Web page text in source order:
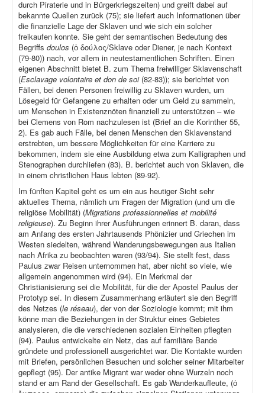
durch Piraterie und in Bürgerkriegszeiten) und greift dabei auf
bekannte Quellen zurück (75); sie liefert auch Informationen über
die finanzielle Lage der Sklaven und wie sich ein solcher
freikaufen konnte. Sie geht der semantischen Bedeutung des
Begriffs doulos (ὁ δούλος/Sklave oder Diener, je nach Kontext
(79-80)) nach, vor allem in neutestamentlichen Schriften. Einen
eigenen Abschnitt bietet B. zum Thema freiwilliger Sklavenschaft
(Esclavage volontaire et don de soi(82-83)); sie berichtet von
Fällen, bei denen Personen freiwillig zu Sklaven wurden, um
Lösegeld für Gefangene zu erhalten oder um Geld zu sammeln,
um Menschen in Existenznöten finanziell zu unterstützen – wie
bei Clemens von Rom nachzulesen ist (Brief an die Korinther 55,
2). Es gab auch Fälle, bei denen Menschen den Sklavenstand
erstrebten, um bessere Möglichkeiten für eine Karriere zu
bekommen, indem sie eine Ausbildung etwa zum Kalligraphen und
Stenographen durchliefen (83). B. berichtet auch von Sklaven, die
in einem christlichen Haus lebten (89-92).
Im fünften Kapitel geht es um ein aus heutiger Sicht sehr
aktuelles Thema, nämlich um Fragen der Migration (und um die
religiöse Mobilität) (Migrations professionnelles et mobilité
religieuse). Zu Beginn ihrer Ausführungen erinnert B. daran, dass
am Anfang des ersten Jahrtausends Phönizier und Griechen im
Westen siedelten, während Wanderungsbewegungen aus Italien
nach Afrika zu beobachten waren (93/94). Sie stellt fest, dass
Paulus zwar Reisen unternommen hat, aber nicht so viele, wie
allgemein angenommen wird (94). Ein Merkmal der
Christianisierung sei die Mobilität, für die der Apostel Paulus der
Prototyp sei. In diesem Zusammenhang erläutert sie den Begriff
des Netzes (le réseau), der von der Soziologie kommt; mit ihm
könne man die Beziehungen in der Struktur eines Gebietes
analysieren, die die verschiedenen sozialen Einheiten pflegten
(94). Paulus entwickelte ein Netz, das auf familiäre Bande
gründete und professionell ausgerichtet war. Die Kontakte wurden
mit Briefen, persönlichen Besuchen und solcher seiner Mitarbeiter
gepflegt (95). Der antike Migrant war weder ohne Wurzeln noch
stand er am Rand der Gesellschaft. Es gab Wanderkaufleute, (ὁ